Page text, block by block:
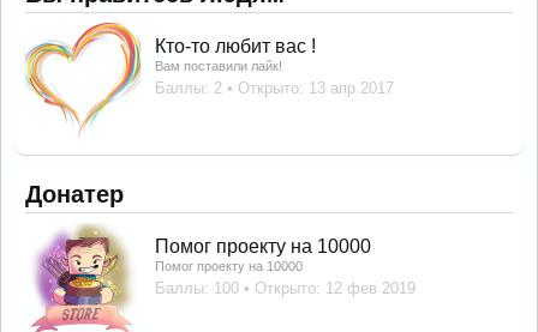
Кто-то любит вас !
Вам поставили лайк!
Баллы: 2 Открыто: 13 апр 2017
Донатер
Помог проекту на 10000
Помог проекту на 10000
Баллы: 100 Открыто: 12 фев 2019